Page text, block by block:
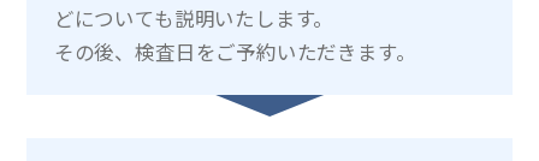
どについても説明いたします。
その後、検査日をご予約いただきます。